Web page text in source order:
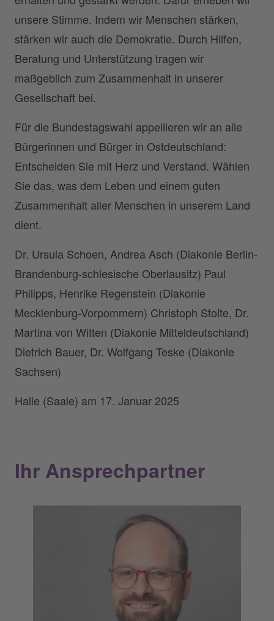
unsere Stimme. Indem wir Menschen stärken,
stärken wir auch die Demokratie. Durch Hilfen,
Beratung und Unterstützung tragen wir
maßgeblich zum Zusammenhalt in unserer
Gesellschaft bei.
Für die Bundestagswahl appellieren wir an alle
Bürgerinnen und Bürger in Ostdeutschland:
Entscheiden Sie mit Herz und Verstand. Wählen
Sie das, was dem Leben und einem guten
Zusammenhalt aller Menschen in unserem Land
dient.
Dr. Ursula Schoen, Andrea Asch (Diakonie Berlin-
Brandenburg-schlesische Oberlausitz) Paul
Philipps, Henrike Regenstein (Diakonie
Mecklenburg-Vorpommern) Christoph Stolte, Dr.
Martina von Witten (Diakonie Mitteldeutschland)
Dietrich Bauer, Dr. Wolfgang Teske (Diakonie
Sachsen)
Halle (Saale) am 17. Januar 2025
Ihr Ansprechpartner